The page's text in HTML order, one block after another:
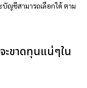
ญชีสามารถเลือกได้ ตาม
ะขาดทุนแน่ๆใน